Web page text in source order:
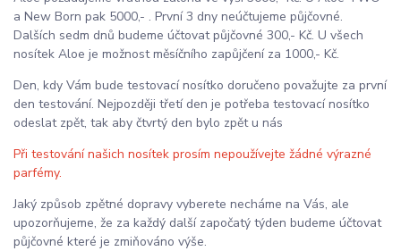
a New Born pak 5000,- . První 3 dny neúčtujeme půjčovné.
Dalších sedm dnů budeme účtovat půjčovné 300,- Kč. U všech
nosítek Aloe je možnost měsíčního zapůjčení za 1000,- Kč.
Den, kdy Vám bude testovací nosítko doručeno považujte za první
den testování. Nejpozději třetí den je potřeba testovací nosítko
odeslat zpět, tak aby čtvrtý den bylo zpět u nás
Při testování našich nosítek prosím nepoužívejte žádné výrazné
parfémy.
Jaký způsob zpětné dopravy vyberete necháme na Vás, ale
upozorňujeme, že za každý další započatý týden budeme účtovat
půjčovné které je zmiňováno výše.